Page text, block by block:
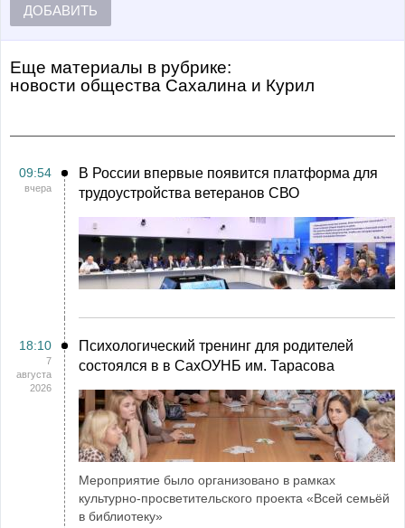
ДОБАВИТЬ
Еще материалы в рубрике:
Новости общества Сахалина и Курил
09:54
вчера
В России впервые появится платформа для
трудоустройства ветеранов СВО
18:10
7
августа
2026
Психологический тренинг для родителей
состоялся в в СахОУНБ им. Тарасова
Мероприятие было организовано в рамках
культурно-просветительского проекта «Всей семьёй
в библиотеку»